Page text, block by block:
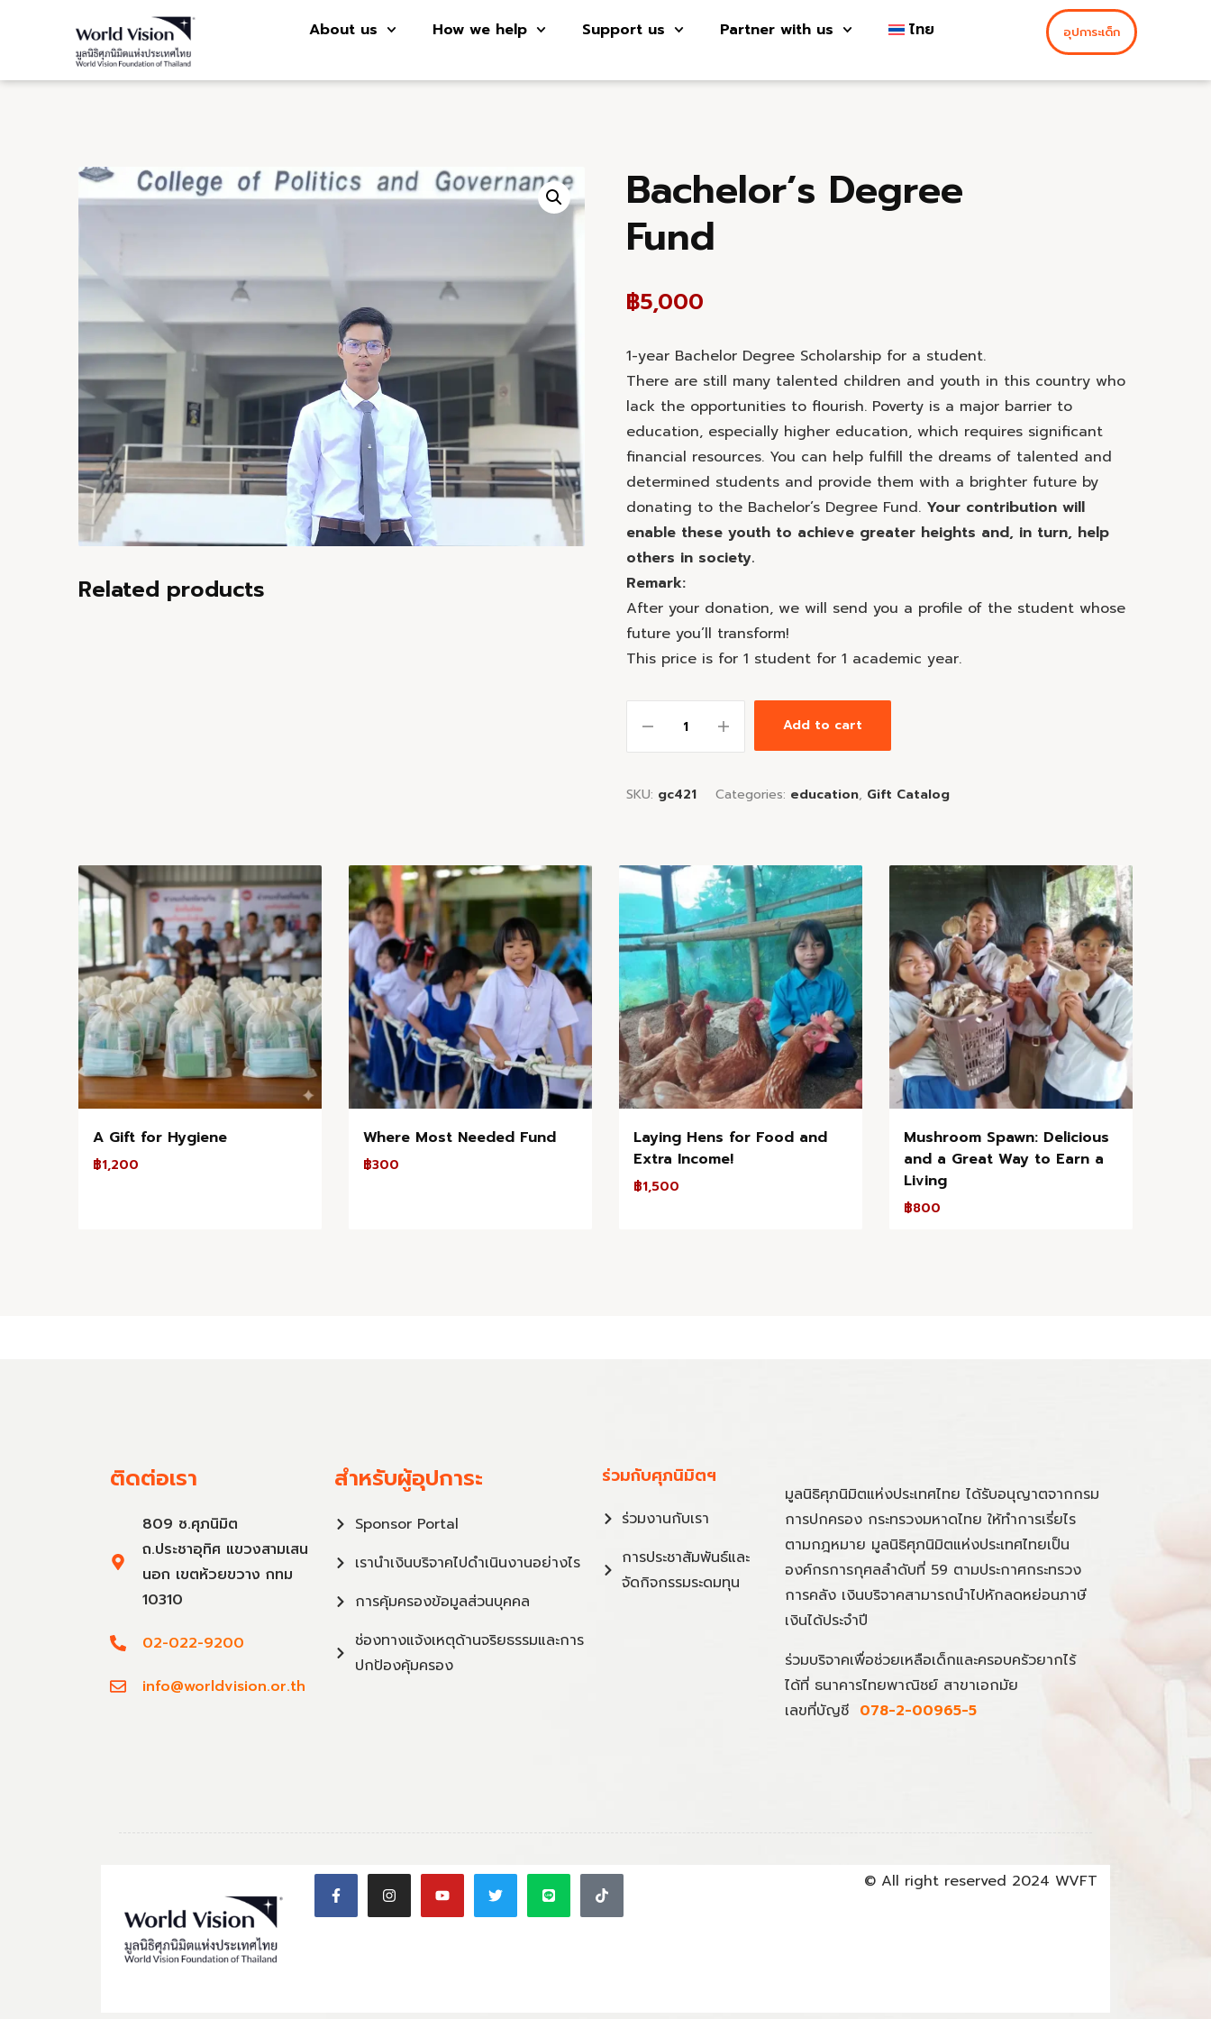
About us How we help Support us Partner with us ไทย อุปการะเด็ก
Bachelor’s Degree
Fund
฿5,000
1-year Bachelor Degree Scholarship for a student.
There are still many talented children and youth in this country who
lack the opportunities to flourish. Poverty is a major barrier to
education, especially higher education, which requires significant
financial resources. You can help fulfill the dreams of talented and
determined students and provide them with a brighter future by
donating to the Bachelor’s Degree Fund. Your contribution will
enable these youth to achieve greater heights and, in turn, help
others in society.
Remark:
After your donation, we will send you a profile of the student whose
future you’ll transform!
This price is for 1 student for 1 academic year.
Add to cart
SKU: gc421 Categories: education, Gift Catalog
Related products
A Gift for Hygiene
฿1,200
Where Most Needed Fund
฿300
Laying Hens for Food and
Extra Income!
฿1,500
Mushroom Spawn: Delicious
and a Great Way to Earn a
Living
฿800
ติดต่อเรา
809 ซ.ศุภนิมิต
ถ.ประชาอุทิศ แขวงสามเสน
นอก เขตห้วยขวาง กทม
10310
02-022-9200
info@worldvision.or.th
สำหรับผู้อุปการะ
Sponsor Portal
เรานำเงินบริจาคไปดำเนินงานอย่างไร
การคุ้มครองข้อมูลส่วนบุคคล
ช่องทางแจ้งเหตุด้านจริยธรรมและการ
ปกป้องคุ้มครอง
ร่วมกับศุภนิมิตฯ
ร่วมงานกับเรา
การประชาสัมพันธ์และ
จัดกิจกรรมระดมทุน
มูลนิธิศุภนิมิตแห่งประเทศไทย ได้รับอนุญาตจากกรม
การปกครอง กระทรวงมหาดไทย ให้ทำการเรี่ยไร
ตามกฎหมาย มูลนิธิศุภนิมิตแห่งประเทศไทยเป็น
องค์กรการกุศลลำดับที่ 59 ตามประกาศกระทรวง
การคลัง เงินบริจาคสามารถนำไปหักลดหย่อนภาษี
เงินได้ประจำปี
ร่วมบริจาคเพื่อช่วยเหลือเด็กและครอบครัวยากไร้
ได้ที่ ธนาคารไทยพาณิชย์ สาขาเอกมัย
เลขที่บัญชี 078-2-00965-5
© All right reserved 2024 WVFT